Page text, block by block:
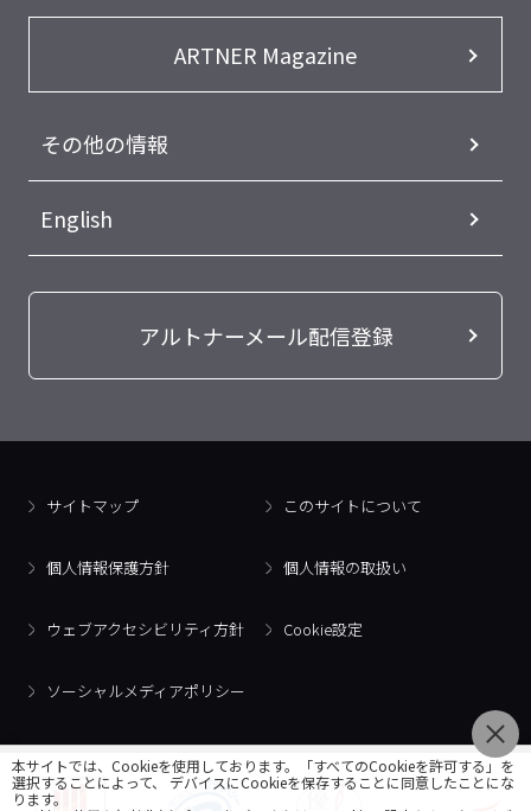
ARTNER Magazine
その他の情報
English
アルトナーメール配信登録
サイトマップ このサイトについて
個人情報保護方針 個人情報の取扱い
ウェブアクセシビリティ方針 Cookie設定
ソーシャルメディアポリシー
本サイトでは、Cookieを使用しております。「すべてのCookieを許可する」を
選択することによって、 デバイスにCookieを保存することに同意したことにな
ります。